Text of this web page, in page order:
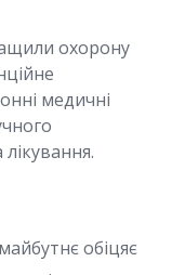
охорону
медичні
обіцяє